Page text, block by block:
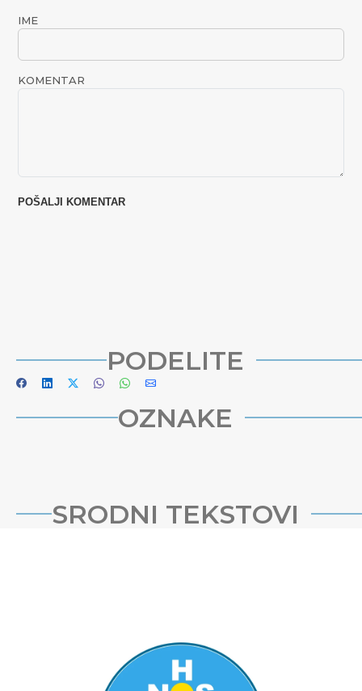
IME
KOMENTAR
PODELITE
OZNAKE
SRODNI TEKSTOVI